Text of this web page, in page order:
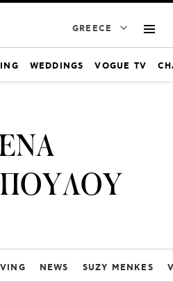
GREECE
WEDDINGS VOGUE TV
NEWS SUZY MENKES